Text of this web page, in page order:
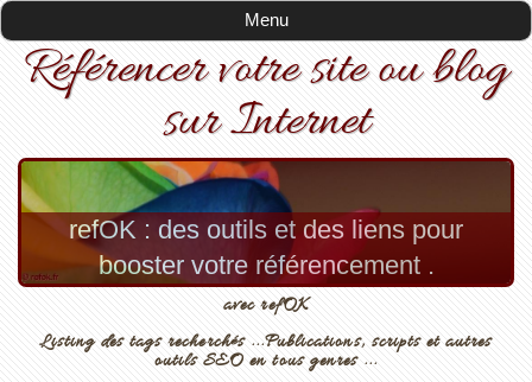
Menu
Référencer votre site ou blog
sur Internet
refOK : des outils et des liens pour
booster votre référencement .
avec refOK
Listing des tags recherchés ...Publications, scripts et autres
outils SEO en tous genres ...